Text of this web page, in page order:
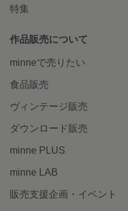
特集
作品販売について
minneで売りたい
食品販売
ヴィンテージ販売
ダウンロード販売
minne PLUS
minne LAB
販売支援企画・イベント